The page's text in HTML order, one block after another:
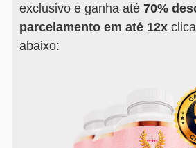
exclusivo e ganha até 70%
parcelamento em até 12x
abaixo: